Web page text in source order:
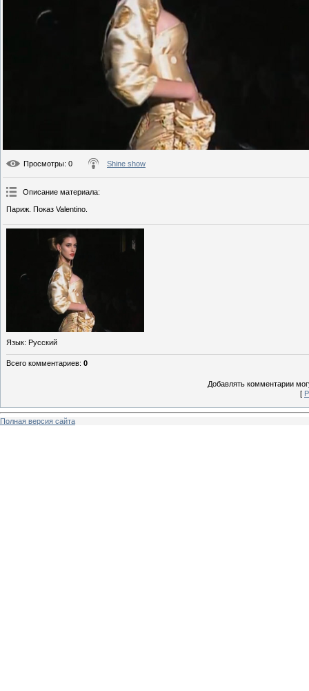
Просмотры: 0 Shine show
Описание материала:
Париж. Показ Valentino.
Язык: Русский
Всего комментариев: 0
Добавлять комментарии
[
Полная версия сайта